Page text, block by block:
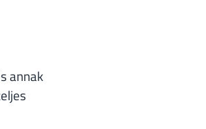
annak